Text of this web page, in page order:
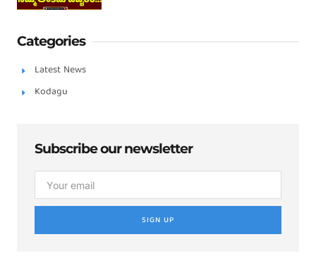
Categories
Latest News
Kodagu
Subscribe our newsletter
SIGN UP